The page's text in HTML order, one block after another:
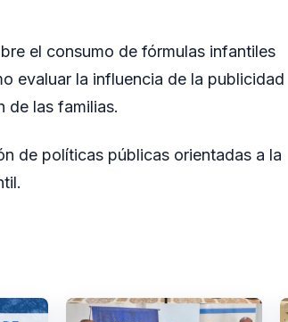
el consumo de fórmulas infantiles
evaluar la influencia de la publicidad
de las familias.
de políticas públicas orientadas a la